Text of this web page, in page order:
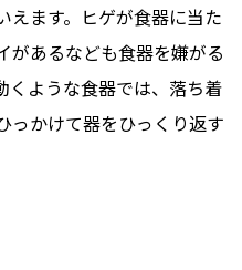
えます。ヒゲが食器に当た
があるなども食器を嫌がる
くような食器では、落ち着
っかけて器をひっくり返す